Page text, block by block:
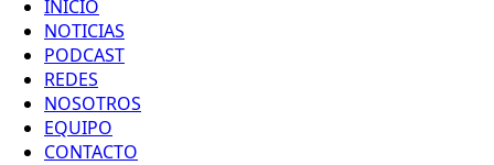
INICIO
NOTICIAS
PODCAST
REDES
NOSOTROS
EQUIPO
CONTACTO